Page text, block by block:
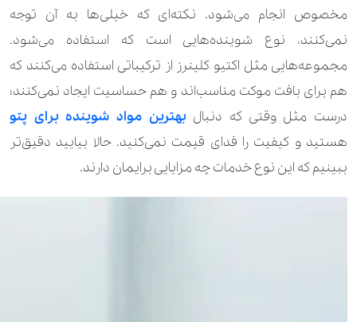
تور عروس کار شده 560.000 تومان
تیشرت 120.000 تومان 170.000 تومان
جلیقه 60.000 تومان 100.000 تومان
چادر 210.000 تومان
مخصوص انجام می‌شود. نکته‌ای که خیلی‌ها به آن توجه
نمی‌کنند، نوع شوینده‌هایی است که استفاده می‌شود.
مجموعه‌هایی مثل اکتیو کلینرز از ترکیباتی استفاده می‌کنند که
هم برای بافت موکت مناسب‌اند و هم حساسیت ایجاد نمی‌کنند؛
درست مثل وقتی که دنبالبهترین مواد شوینده برای پتو
هستید و کیفیت را فدای قیمت نمی‌کنید. حالا بیایید دقیق‌تر
ببینیم که این نوع خدمات چه مزایایی برایمان دارند.